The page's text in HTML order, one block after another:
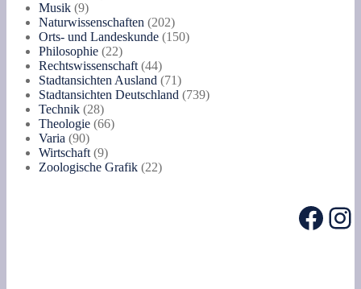
Musik 99
Produkte
Naturwissenschaften 202202
Produkte
Orts- und Landeskunde 150150
Philosophie 2222
Produkte
Rechtswissenschaft 4444
Produkte
Stadtansichten Ausland 7171
Produkte
Stadtansichten Deutschland 739739
Technik 2828
Produkte
Theologie 6666
Varia 9090
Produkte
Wirtschaft 99
Produkte
Zoologische Grafik 2222